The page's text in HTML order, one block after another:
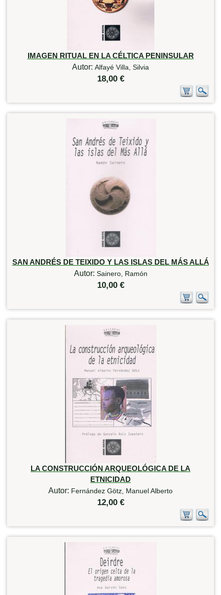
IMAGEN RITUAL EN LA CÉLTICA PENINSULAR
Autor: Alfayé Villa, Silvia
18,00 €
SAN ANDRÉS DE TEIXIDO Y LAS ISLAS DEL MÁS ALLÁ
Autor: Sainero, Ramón
10,00 €
LA CONSTRUCCIÓN ARQUEOLÓGICA DE LA
ETNICIDAD
Autor: Fernández Götz, Manuel Alberto
12,00 €